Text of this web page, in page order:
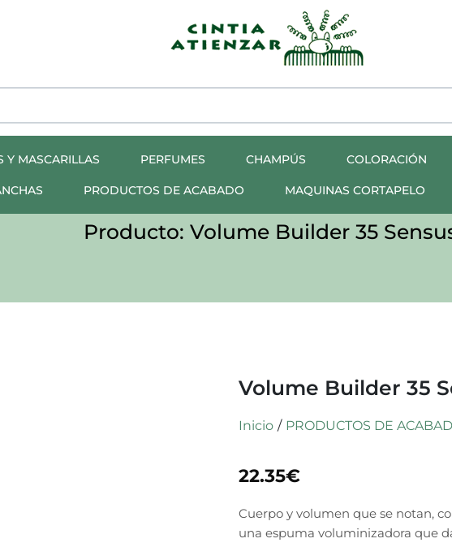
Y MASCARILLAS PERFUMES CHAMPÚS COLORACIÓN
PRODUCTOS DE ACABADO MAQUINAS CORTAPELO
Producto: Volume Builder 35
Volume Builder 35
Inicio / PRODUCTOS DE
22.35€
Cuerpo y volumen que se notan,
una espuma voluminizadora que